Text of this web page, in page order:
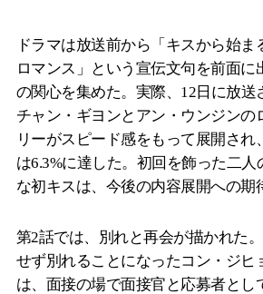
ドラマは放送前から「キスから始ま
ロマンス」という宣伝文句を前面に
の関心を集めた。実際、12日に放送
チャン・ギヨンとアン・ウンジンの
リーがスピード感をもって展開され
は6.3%に達した。初回を飾った二人
な初キスは、今後の内容展開への期
第2話では、別れと再会が描かれた
せず別れることになったコン・ジヒ
は、面接の場で面接官と応募者とし